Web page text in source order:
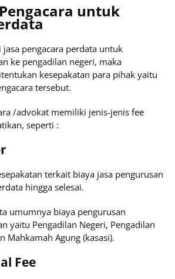
untuk
pengacara perdata untuk
ke pengadilan negeri, maka
kesepakatan para pihak yaitu
tersebut.
/advokat memiliki jenis-jenis fee
seperti :
terkait biaya jasa pengurusan
hingga selesai.
umumnya biaya pengurusan
yaitu Pengadilan Negeri, Pengadilan
Mahkamah Agung (kasasi).
Fee